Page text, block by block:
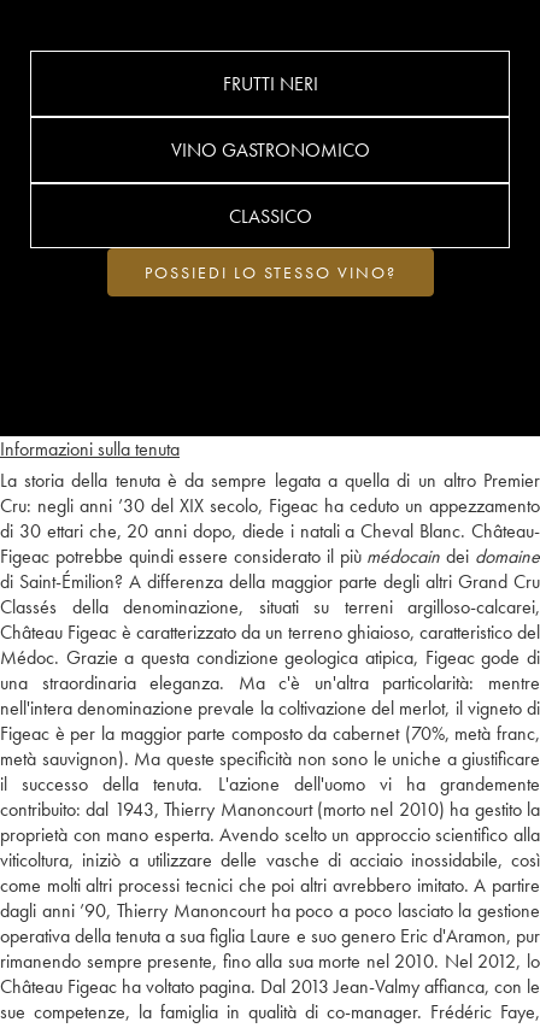
Informazioni sulla tenuta
La storia della tenuta è da sempre legata a quella di un altro Premier
Cru: negli anni ’30 del XIX secolo, Figeac ha ceduto un appezzamento
di 30 ettari che, 20 anni dopo, diede i natali a Cheval Blanc. Château-
Figeac potrebbe quindi essere considerato il più médocain dei domaine
di Saint-Émilion? A differenza della maggior parte degli altri Grand Cru
Classés della denominazione, situati su terreni argilloso-calcarei,
Château Figeac è caratterizzato da un terreno ghiaioso, caratteristico del
Médoc. Grazie a questa condizione geologica atipica, Figeac gode di
una straordinaria eleganza. Ma c'è un'altra particolarità: mentre
nell'intera denominazione prevale la coltivazione del merlot, il vigneto di
Figeac è per la maggior parte composto da cabernet (70%, metà franc,
metà sauvignon). Ma queste specificità non sono le uniche a giustificare
il successo della tenuta. L'azione dell'uomo vi ha grandemente
contribuito: dal 1943, Thierry Manoncourt (morto nel 2010) ha gestito la
proprietà con mano esperta. Avendo scelto un approccio scientifico alla
viticoltura, iniziò a utilizzare delle vasche di acciaio inossidabile, così
come molti altri processi tecnici che poi altri avrebbero imitato. A partire
dagli anni ’90, Thierry Manoncourt ha poco a poco lasciato la gestione
operativa della tenuta a sua figlia Laure e suo genero Eric d'Aramon, pur
rimanendo sempre presente, fino alla sua morte nel 2010. Nel 2012, lo
Château Figeac ha voltato pagina. Dal 2013 Jean-Valmy affianca, con le
sue competenze, la famiglia in qualità di co-manager. Frédéric Faye,
FRUTTI NERI
VINO GASTRONOMICO
CLASSICO
POSSIEDI LO STESSO VINO?